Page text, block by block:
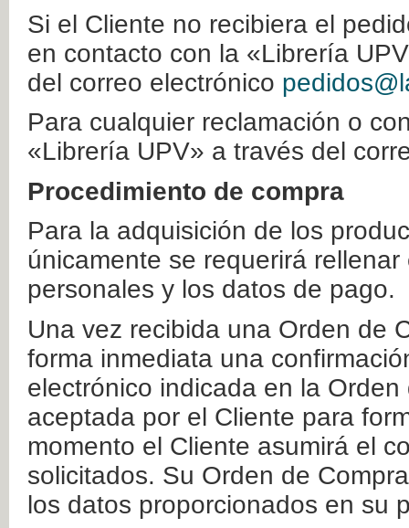
Si el Cliente no recibiera el
en contacto con la «Librería
del correo electrónico
Para cualquier reclamación o
«Librería UPV» a través del
Procedimiento de compra
Para la adquisición de los
únicamente se requerirá
personales y los datos de pago.
Una vez recibida una Orden de
forma inmediata una
electrónico indicada en la
aceptada por el Cliente para
momento el Cliente asumirá el
solicitados. Su Orden de
los datos proporcionados en su